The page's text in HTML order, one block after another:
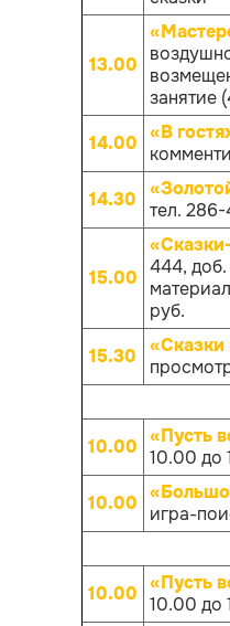
13.00
занятие
14.00 «В
14.30
тел.
15.00 444,
руб.
15.30
«Сказки
10.00 «Пусть
10.00 до
10.00
игра-
10.00 «Пусть
10.00 до